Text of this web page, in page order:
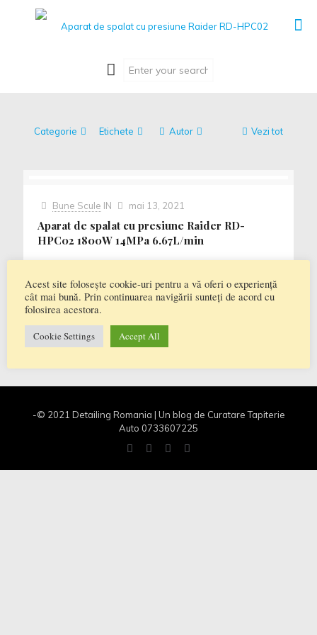
Categorie Etichete Autor Vezi tot
Bune Scule IN mai 13, 2021
Aparat de spalat cu presiune Raider RD-
HPC02 1800W 14MPa 6.67L/min
1800W 14MPa 6.67L/min Descriere Aparat de spalat
cu presiune Raider RD-HPC02 1800W 14MPa
6.67L/min Putere nominala: 1800 W Presiune:
0
-© 2021 Detailing Romania | Un blog de Curatare Tapiterie
Auto 0733607225
Acest site folosește cookie-uri pentru a vă oferi o experiență
cât mai bună. Prin continuarea navigării sunteți de acord cu
folosirea acestora.
Cookie Settings Accept All